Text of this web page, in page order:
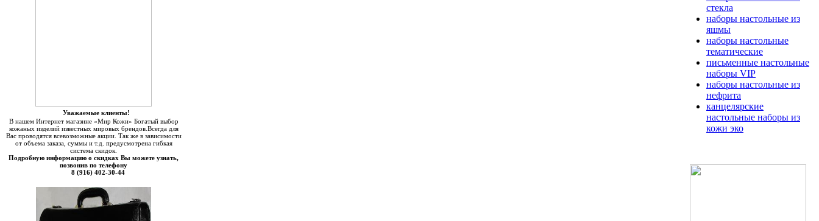
Уважаемые клиенты!
В нашем Интернет магазине «Мир Кожи» Богатый выбор
кожаных изделий известных мировых брендов.Всегда для
Вас проводятся всевозможные акции. Так же в зависимости
от объема заказа, суммы и т.д. предусмотрена гибкая
система скидок.
Подробную информацию о скидках Вы можете узнать,
позвонив по телефону
8 (916) 402-30-44
стекла
наборы настольные из
яшмы
наборы настольные
тематические
письменные настольные
наборы VIP
наборы настольные из
нефрита
канцелярские
настольные наборы из
кожи эко